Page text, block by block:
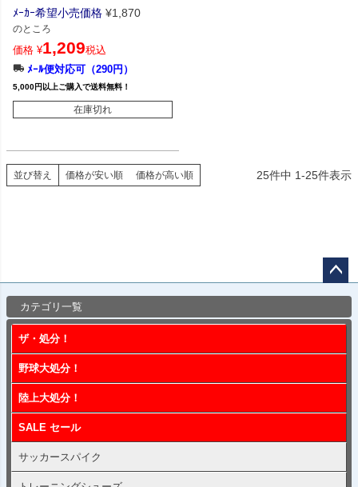
ﾒｰｶｰ希望小売価格 ¥1,870
のところ
価格 ¥1,209税込
ﾒｰﾙ便対応可（290円）
5,000円以上ご購入で送料無料！
在庫切れ
並び替え 価格が安い順 価格が高い順 25件中 1-25件表示
カテゴリ一覧
ザ・処分！
野球大処分！
陸上大処分！
SALE セール
サッカースパイク
ップ